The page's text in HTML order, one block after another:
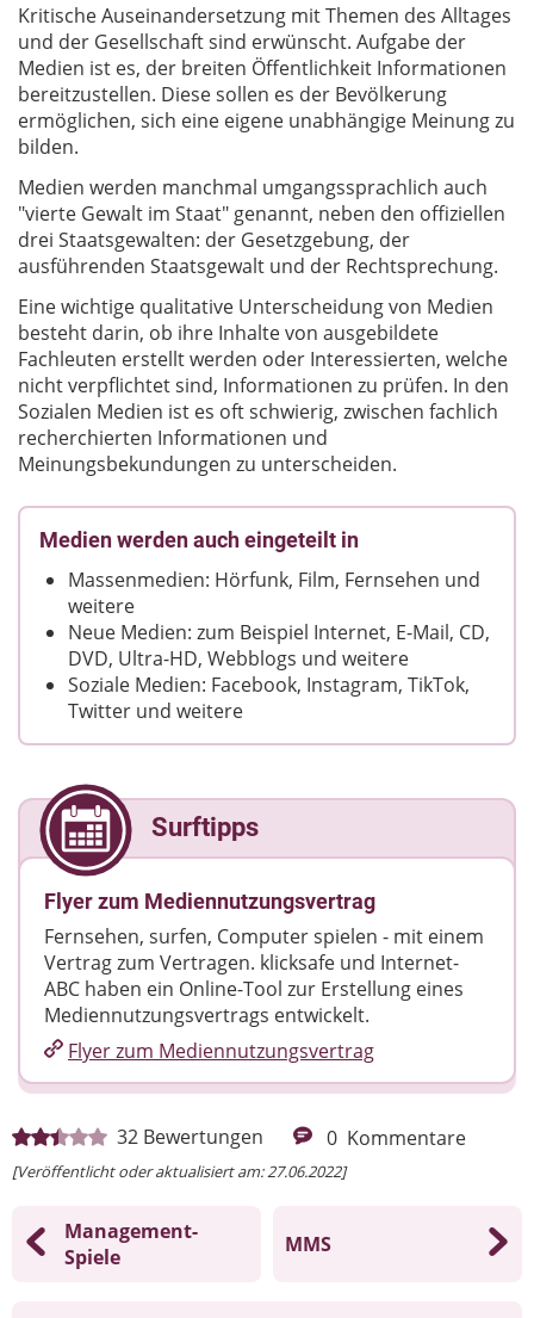
Kritische Auseinandersetzung mit Themen des Alltages
und der Gesellschaft sind erwünscht. Aufgabe der
Medien ist es, der breiten Öffentlichkeit Informationen
bereitzustellen. Diese sollen es der Bevölkerung
ermöglichen, sich eine eigene unabhängige Meinung zu
bilden.
Medien werden manchmal umgangssprachlich auch
"vierte Gewalt im Staat" genannt, neben den offiziellen
drei Staatsgewalten: der Gesetzgebung, der
ausführenden Staatsgewalt und der Rechtsprechung.
Eine wichtige qualitative Unterscheidung von Medien
besteht darin, ob ihre Inhalte von ausgebildete
Fachleuten erstellt werden oder Interessierten, welche
nicht verpflichtet sind, Informationen zu prüfen. In den
Sozialen Medien ist es oft schwierig, zwischen fachlich
recherchierten Informationen und
Meinungsbekundungen zu unterscheiden.
Medien werden auch eingeteilt in
Massenmedien: Hörfunk, Film, Fernsehen und
weitere
Neue Medien: zum Beispiel Internet, E-Mail, CD,
DVD, Ultra-HD, Webblogs und weitere
Soziale Medien: Facebook, Instagram, TikTok,
Twitter und weitere
32 Bewertungen 0 Kommentare
[Veröffentlicht oder aktualisiert am: 27.06.2022]
Management-
Spiele
MMS
Surftipps
Flyer zum Mediennutzungsvertrag
Fernsehen, surfen, Computer spielen - mit einem
Vertrag zum Vertragen. klicksafe und Internet-
ABC haben ein Online-Tool zur Erstellung eines
Mediennutzungsvertrags entwickelt.
Flyer zum Mediennutzungsvertrag